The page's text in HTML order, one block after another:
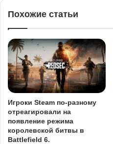
Похожие статьи
Игроки Steam по-разному
отреагировали на
появление режима
королевской битвы в
Battlefield 6.